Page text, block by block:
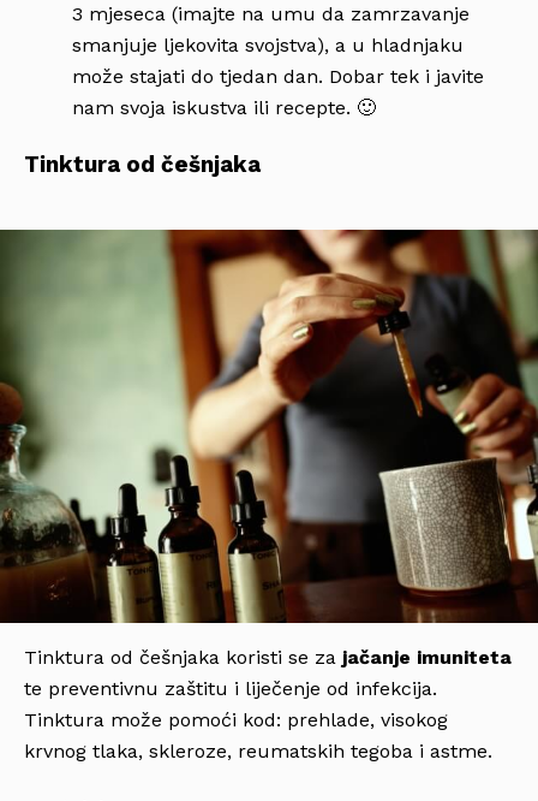
3 mjeseca (imajte na umu da zamrzavanje
smanjuje ljekovita svojstva), a u hladnjaku
može stajati do tjedan dan. Dobar tek i javite
nam svoja iskustva ili recepte. 🙂
Tinktura od češnjaka
Tinktura od češnjaka koristi se za jačanje imuniteta
te preventivnu zaštitu i liječenje od infekcija.
Tinktura može pomoći kod: prehlade, visokog
krvnog tlaka, skleroze, reumatskih tegoba i astme.